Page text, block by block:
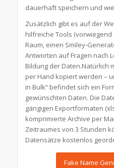
dauerhaft speichern und
Zusätzlich gibt es auf der
hilfreiche Tools
Raum, einen Smiley-
Antworten auf Fragen nach
Bildung der Daten.Natürlich
per Hand kopiert werden –
in Bulk“ befindet sich ein
gewünschten Daten. Die
gängigen Exportformaten
komprimierte Archive per
Zeitraumes von 3 Stunden
Datensätze kostenlos
Fake Name